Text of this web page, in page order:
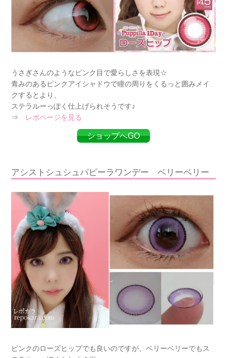
うさぎさんのようなピンク目で愛らしさを表現☆
青みのあるピンクアイシャドウで瞳の周りをくるっと囲みメイ
クするとより、
ステラルーっぽく仕上げられそうです♪
⇒ レポページを見る
ショップへGO
アシストシュシュパピーラワンデー ベリーベリー
ピンクのローズヒップでも良いのですが、ベリーベリーでもス